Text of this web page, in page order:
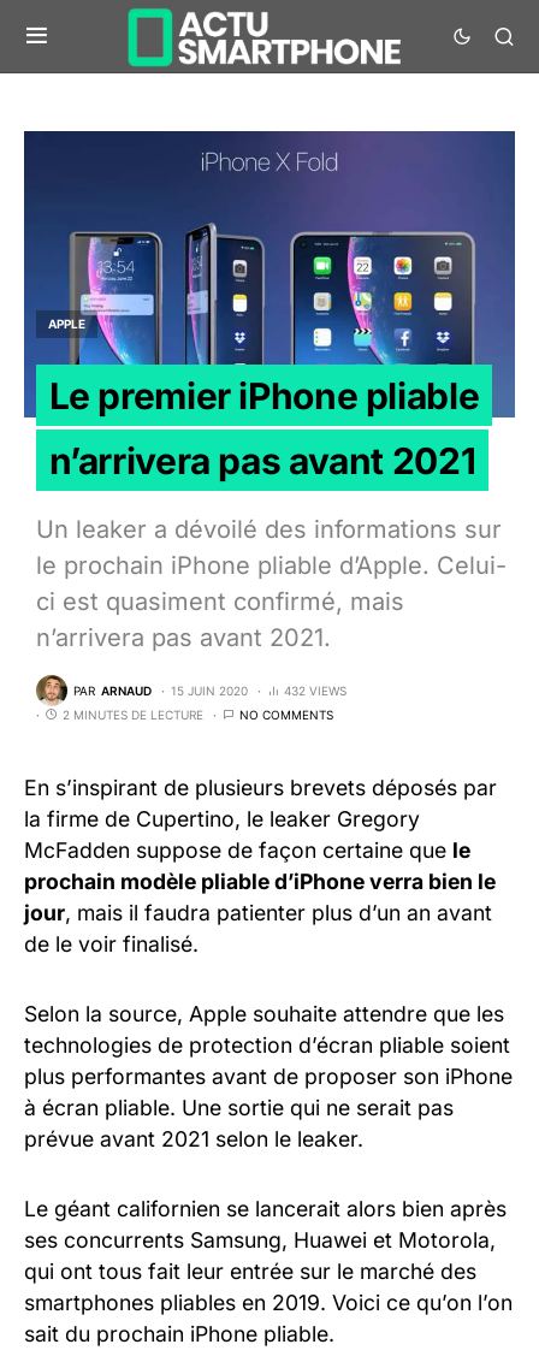
APPLE
Le premier iPhone pliable
n’arrivera pas avant 2021
Un leaker a dévoilé des informations sur
le prochain iPhone pliable d’Apple. Celui-
ci est quasiment confirmé, mais
n’arrivera pas avant 2021.
PAR ARNAUD 15 JUIN 2020
432 VIEWS
2 MINUTES DE LECTURE
NO COMMENTS
En s’inspirant de plusieurs brevets déposés par
la firme de Cupertino, le leaker Gregory
McFadden suppose de façon certaine que le
prochain modèle pliable d’iPhone verra bien le
jour, mais il faudra patienter plus d’un an avant
de le voir finalisé.
Selon la source, Apple souhaite attendre que les
technologies de protection d’écran pliable soient
plus performantes avant de proposer son iPhone
à écran pliable. Une sortie qui ne serait pas
prévue avant 2021 selon le leaker.
Le géant californien se lancerait alors bien après
ses concurrents Samsung, Huawei et Motorola,
qui ont tous fait leur entrée sur le marché des
smartphones pliables en 2019. Voici ce qu’on l’on
sait du prochain iPhone pliable.